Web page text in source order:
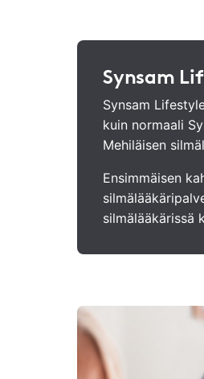
Synsam
Synsam
kuin normaali
Mehiläisen
Ensimmäisen
silmälääkärissä